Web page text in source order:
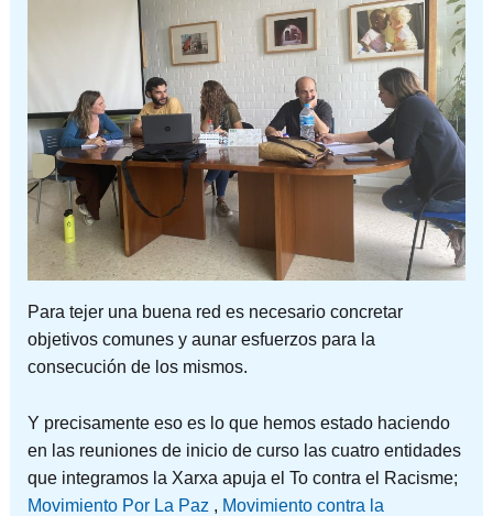
Para tejer una buena red es necesario concretar
objetivos comunes y aunar esfuerzos para la
consecución de los mismos.
Y precisamente eso es lo que hemos estado haciendo
en las reuniones de inicio de curso las cuatro entidades
que integramos la Xarxa apuja el To contra el Racisme;
Movimiento Por La Paz , Movimiento contra la